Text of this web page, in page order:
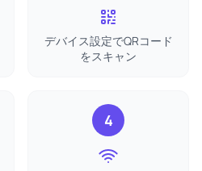
デバイス設定でQRコード
をスキャン
4